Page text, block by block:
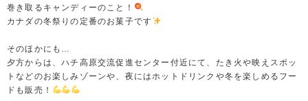
巻き取るキャンディーのこと！
カナダの冬祭りの定番のお菓子です
そのほかにも…
夕方からは、ハチ高原交流促進センター付近にて、たき火や映えスポッ
トなどのお楽しみゾーンや、夜にはホットドリンクや冬を楽しめるフー
ドも販売！